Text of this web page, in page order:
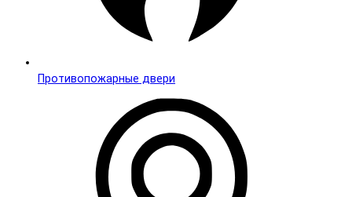
Противопожарные двери